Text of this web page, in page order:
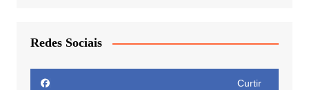
Redes Sociais
Curtir